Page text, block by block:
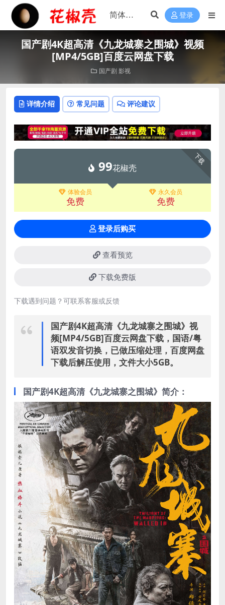
登录
国产剧4K超高清《九龙城寨之围城》视频
[MP4/5GB]百度云网盘下载
国产剧 影视
详情介绍 常见问题 评论建议
下载
99花椒壳
体验会员
免费
永久会员
免费
登录后购买
查看预览
下载免费版
下载遇到问题？可联系客服或反馈
国产剧4K超高清《九龙城寨之围城》视
频[MP4/5GB]百度云网盘下载，国语/粤
语双发音切换，已做压缩处理，百度网盘
下载后解压使用，文件大小5GB。
国产剧4K超高清《九龙城寨之围城》简介：